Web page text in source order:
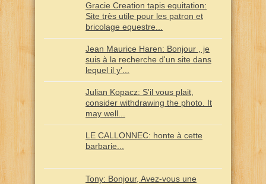
Gracie Creation tapis equitation:
Site très utile pour les patron et
bricolage equestre...
Jean Maurice Haren: Bonjour , je
suis à la recherche d'un site dans
lequel il y'...
Julian Kopacz: S'il vous plait,
consider withdrawing the photo. It
may well...
LE CALLONNEC: honte à cette
barbarie...
Tony: Bonjour, Avez-vous une